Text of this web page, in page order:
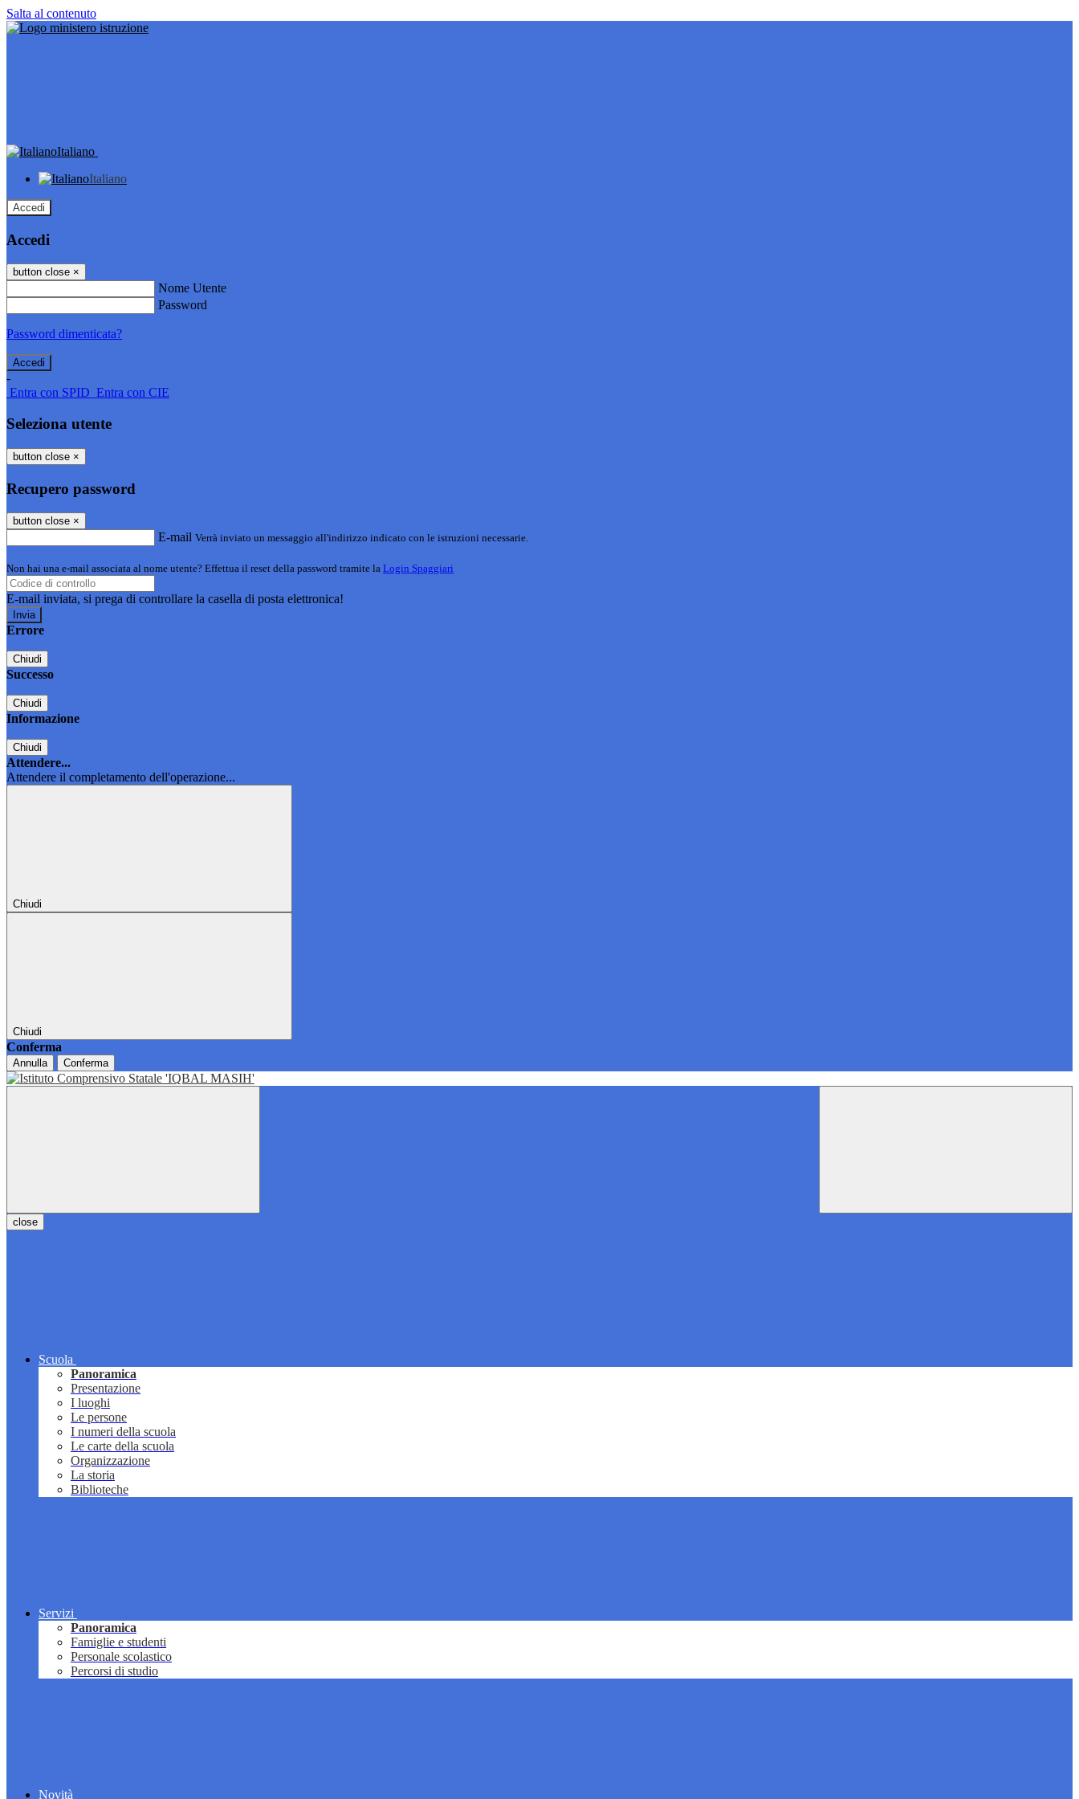
Salta al contenuto
Italiano
Italiano
Accedi
Accedi
button close ×
Nome Utente
Password
Password dimenticata?
-
Entra con SPID Entra con CIE
Seleziona utente
button close ×
Recupero password
button close ×
E-mail Verrà inviato un messaggio all'indirizzo indicato con le istruzioni necessarie.
Non hai una e-mail associata al nome utente? Effettua il reset della password tramite la Login Spaggiari
E-mail inviata, si prega di controllare la casella di posta elettronica!
Errore
Chiudi
Successo
Chiudi
Informazione
Chiudi
Attendere...
Attendere il completamento dell'operazione...
Chiudi
Chiudi
Conferma
Annulla Conferma
close
Scuola
Panoramica
Presentazione
I luoghi
Le persone
I numeri della scuola
Le carte della scuola
Organizzazione
La storia
Biblioteche
Servizi
Panoramica
Famiglie e studenti
Personale scolastico
Percorsi di studio
Novità